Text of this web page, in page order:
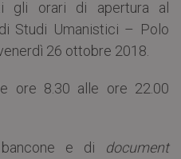
gli orari di apertura al
Studi Umanistici – Polo
26 ottobre 2018.
ore 8.30 alle ore 22.00
e di document